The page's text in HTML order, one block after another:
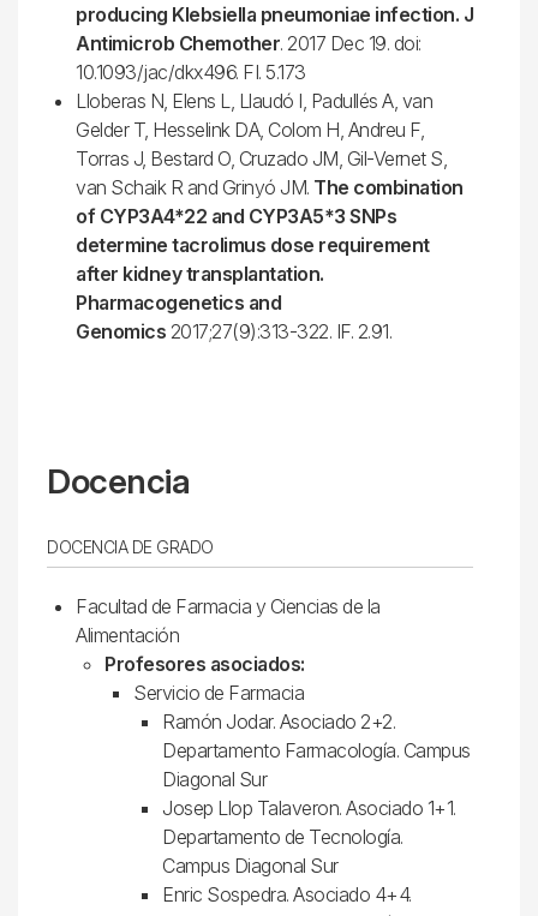
producing Klebsiella pneumoniae infection. J
Antimicrob Chemother. 2017 Dec 19. doi:
10.1093/jac/dkx496. FI. 5.173
Lloberas N, Elens L, Llaudó I, Padullés A, van
Gelder T, Hesselink DA, Colom H, Andreu F,
Torras J, Bestard O, Cruzado JM, Gil-Vernet S,
van Schaik R and Grinyó JM. The combination
of CYP3A4*22 and CYP3A5*3 SNPs
determine tacrolimus dose requirement
after kidney transplantation.
Pharmacogenetics and
Genomics 2017;27(9):313-322. IF. 2.91.
Docencia
DOCENCIA DE GRADO
Facultad de Farmacia y Ciencias de la
Alimentación
Profesores asociados:
Servicio de Farmacia
Ramón Jodar. Asociado 2+2.
Departamento Farmacología. Campus
Diagonal Sur
Josep Llop Talaveron. Asociado 1+1.
Departamento de Tecnología.
Campus Diagonal Sur
Enric Sospedra. Asociado 4+4.